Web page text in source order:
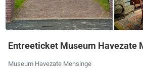
Entreeticket Museum Havezate
Museum Havezate Mensinge